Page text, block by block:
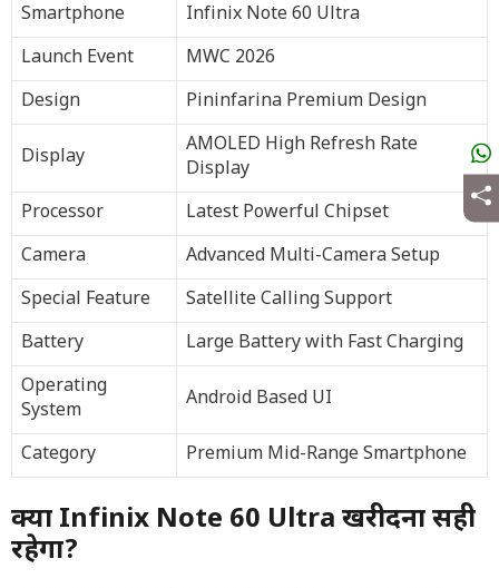
Smartphone
Infinix Note 60 Ultra
Launch Event
MWC 2026
Design
Pininfarina Premium Design
Display
AMOLED High Refresh Rate
Display
Processor
Latest Powerful Chipset
Camera
Advanced Multi-Camera Setup
Special Feature
Satellite Calling Support
Battery
Large Battery with Fast Charging
Operating
System
Android Based UI
Category Premium Mid-Range Smartphone
क्या Infinix Note 60 Ultra खरीदना सही
रहेगा?